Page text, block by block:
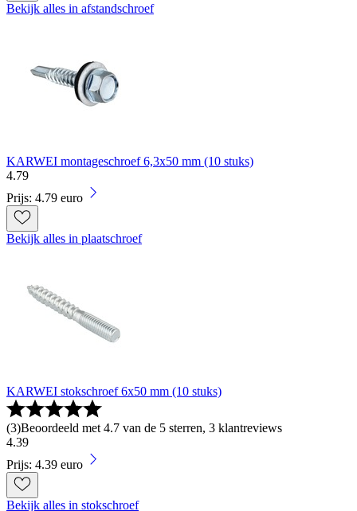
Bekijk alles in afstandschroef
KARWEI montageschroef 6,3x50 mm (10 stuks)
4.79
Prijs: 4.79 euro
Bekijk alles in plaatschroef
KARWEI stokschroef 6x50 mm (10 stuks)
(3)Beoordeeld met 4.7 van de 5 sterren, 3 klantreviews
4.39
Prijs: 4.39 euro
Bekijk alles in stokschroef